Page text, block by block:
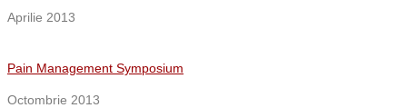
Aprilie 2013
Pain Management Symposium
Octombrie 2013